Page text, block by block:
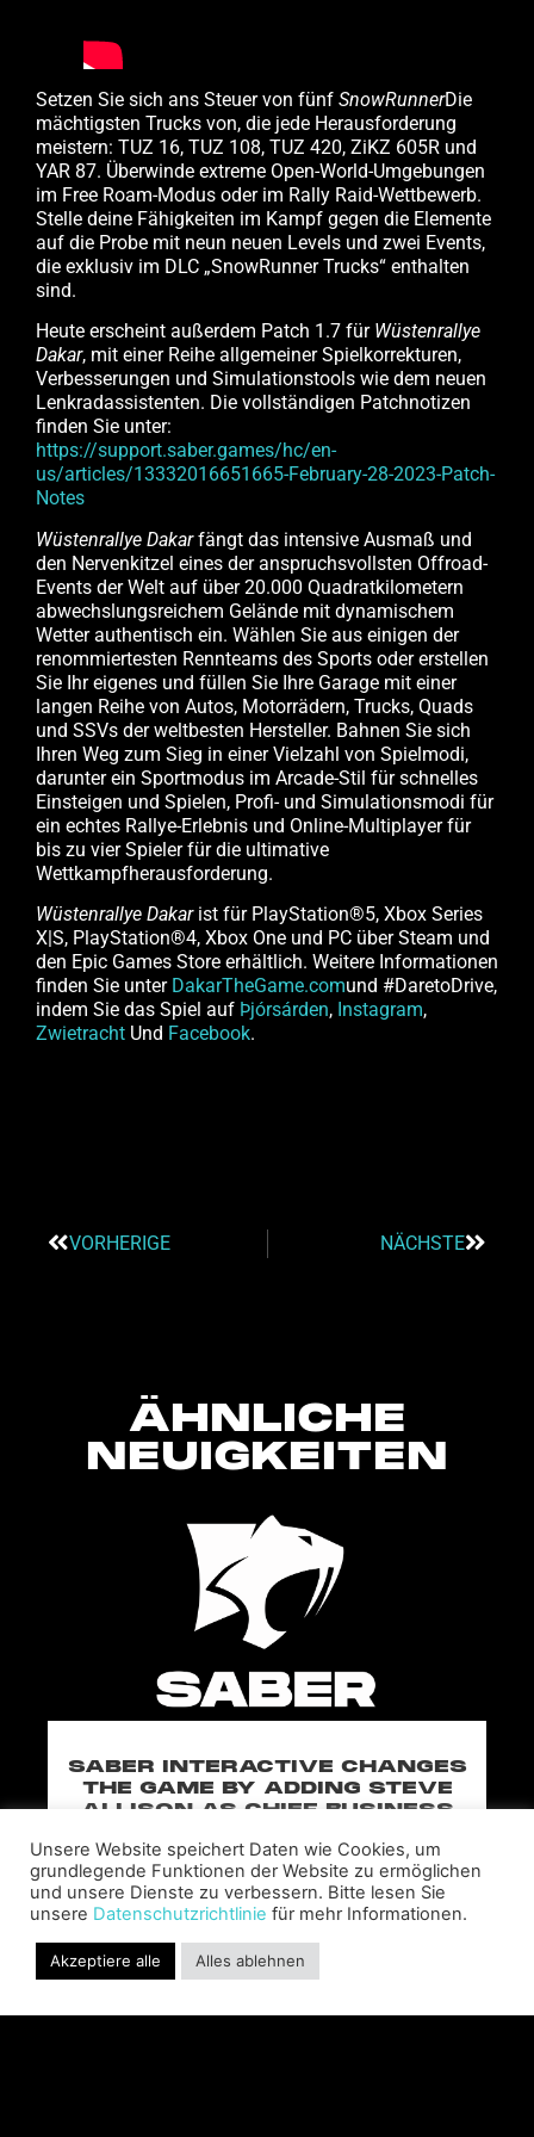
Setzen Sie sich ans Steuer von fünf SnowRunnerDie
mächtigsten Trucks von, die jede Herausforderung
meistern: TUZ 16, TUZ 108, TUZ 420, ZiKZ 605R und
YAR 87. Überwinde extreme Open-World-Umgebungen
im Free Roam-Modus oder im Rally Raid-Wettbewerb.
Stelle deine Fähigkeiten im Kampf gegen die Elemente
auf die Probe mit neun neuen Levels und zwei Events,
die exklusiv im DLC „SnowRunner Trucks“ enthalten
sind.
Heute erscheint außerdem Patch 1.7 für Wüstenrallye
Dakar, mit einer Reihe allgemeiner Spielkorrekturen,
Verbesserungen und Simulationstools wie dem neuen
Lenkradassistenten. Die vollständigen Patchnotizen
finden Sie unter:
https://support.saber.games/hc/en-
us/articles/13332016651665-February-28-2023-Patch-
Notes
Wüstenrallye Dakarfängt das intensive Ausmaß und
den Nervenkitzel eines der anspruchsvollsten Offroad-
Events der Welt auf über 20.000 Quadratkilometern
abwechslungsreichem Gelände mit dynamischem
Wetter authentisch ein. Wählen Sie aus einigen der
renommiertesten Rennteams des Sports oder erstellen
Sie Ihr eigenes und füllen Sie Ihre Garage mit einer
langen Reihe von Autos, Motorrädern, Trucks, Quads
und SSVs der weltbesten Hersteller. Bahnen Sie sich
Ihren Weg zum Sieg in einer Vielzahl von Spielmodi,
darunter ein Sportmodus im Arcade-Stil für schnelles
Einsteigen und Spielen, Profi- und Simulationsmodi für
ein echtes Rallye-Erlebnis und Online-Multiplayer für
bis zu vier Spieler für die ultimative
Wettkampfherausforderung.
Wüstenrallye Dakarist für PlayStation®5, Xbox Series
X|S, PlayStation®4, Xbox One und PC über Steam und
den Epic Games Store erhältlich. Weitere Informationen
finden Sie unter DakarTheGame.comund #DaretoDrive,
indem Sie das Spiel auf Þjórsárden, Instagram,
Zwietracht Und Facebook.
VORHERIGE NÄCHSTE
ÄHNLICHE
NEUIGKEITEN
SABER INTERACTIVE CHANGES
THE GAME BY ADDING STEVE
ALLISON AS CHIEF BUSINESS
Allison will lead business development and
strategy for the worldwide publisher and
developer’s portfolio of highly anticipated titles,
including Warhammer 40,000: Space Marine 3,
Jurassic
Unsere Website speichert Daten wie Cookies, um
grundlegende Funktionen der Website zu ermöglichen
und unsere Dienste zu verbessern. Bitte lesen Sie
unsere Datenschutzrichtlinie für mehr Informationen.
Akzeptiere alle Alles ablehnen